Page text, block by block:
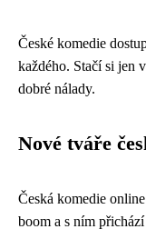
České komedie
každého. Stačí si jen
dobré nálady.
Nové tváře
Česká komedie
boom a s ním